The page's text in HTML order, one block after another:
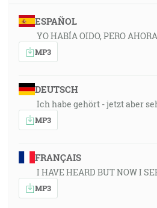
ESPAÑOL
YO HABÍA OIDO, PERO
MP3
DEUTSCH
Ich habe gehört - jetzt aber
MP3
FRANÇAIS
I HAVE HEARD BUT NOW I
MP3